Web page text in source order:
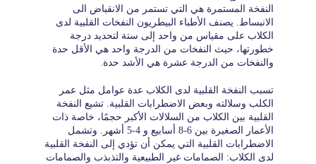
النفخة المستمرة هي التي تستمر من الانقباض الى
الانبساط. يصنف الأطباء البيطريون النفخات القلبية لدى
الكلاب على مقياس من واحد إلى ستة لتحديد درجة
خطورتها، حيث النفخات من الدرجة واحد هي الأقل حدة
والنفخات من الدرجة عشرة هي الأشد حدة.
تسبب النفخة القلبية لدى الكلاب عدة عوامل مثل عمر
الكلب وسلالته وبعض الاضطرابات القلبية. تشيع النفخة
القلبية بين الكلاب من السلالات الأكبر حجمًا، خاصة ذات
الأعمار الصغيرة بين 6-8 أسابيع و 4-5 أشهر. وتشمل
الاضطرابات القلبية التي يمكن أن تؤدي إلى النفخة القلبية
لدى الكلاب: الصمامات غير الطبيعية والتذبذب والصمامات